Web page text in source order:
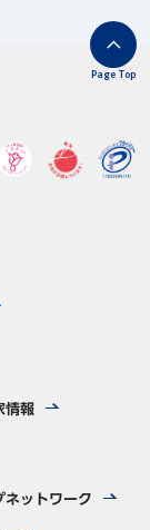
情報
ネットワーク
Page Top